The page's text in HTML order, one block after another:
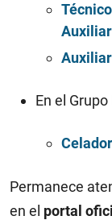
En el Grupo
Celador
Permanece
en el portal